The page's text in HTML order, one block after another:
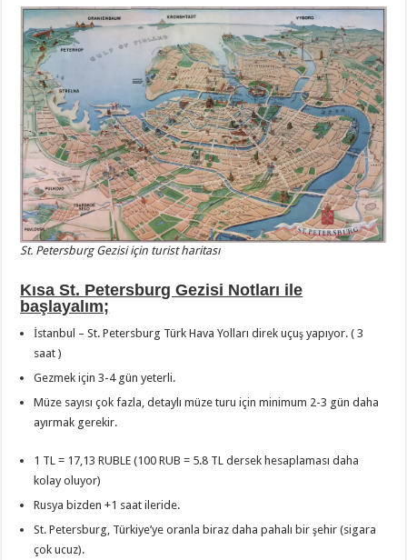
St. Petersburg Gezisi için turist haritası
Kısa St. Petersburg Gezisi Notları ile
başlayalım;
İstanbul – St. Petersburg Türk Hava Yolları direk uçuş yapıyor. ( 3
saat )
Gezmek için 3-4 gün yeterli.
Müze sayısı çok fazla, detaylı müze turu için minimum 2-3 gün daha
ayırmak gerekir.
1 TL = 17,13 RUBLE (100 RUB = 5.8 TL dersek hesaplaması daha
kolay oluyor)
Rusya bizden +1 saat ileride.
St. Petersburg, Türkiye’ye oranla biraz daha pahalı bir şehir (sigara
çok ucuz).